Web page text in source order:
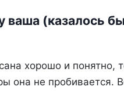
ваша (казалось
хорошо и понятно,
она не пробивается.